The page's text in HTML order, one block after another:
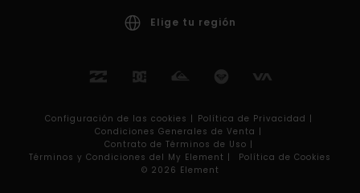
Elige tu región
Configuración de las cookies | Política de Privacidad |
Condiciones Generales de Venta |
Contrato de Términos de Uso |
Términos y Condiciones del My Element |
Política de Cookies
© 2026 Element